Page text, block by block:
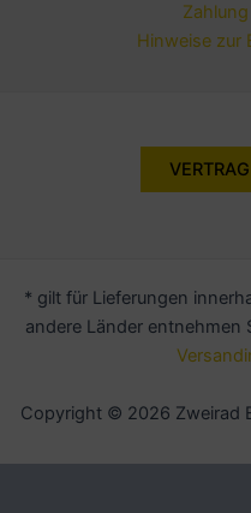
Hinweise zur
* gilt für Lieferungen
andere Länder entnehmen
Copyright © 2026 Zweirad